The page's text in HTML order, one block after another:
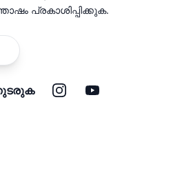
പ്രകാശിപ്പിക്കുക.
ഇൻസ്റ്റാഗ്രാം
യൂട്യൂബ്